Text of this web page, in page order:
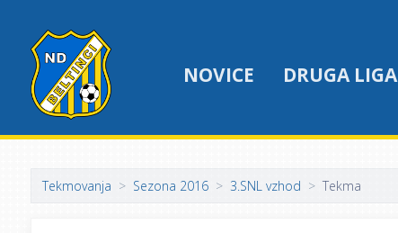
NOVICE DRUGA LIGA
Tekmovanja Sezona 2016 3.SNL vzhod Tekma